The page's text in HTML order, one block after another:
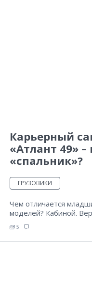
Карьерный
«Атлант 49»
«спальник»?
ГРУЗОВИКИ
Чем отличается
моделей? Кабиной.
5